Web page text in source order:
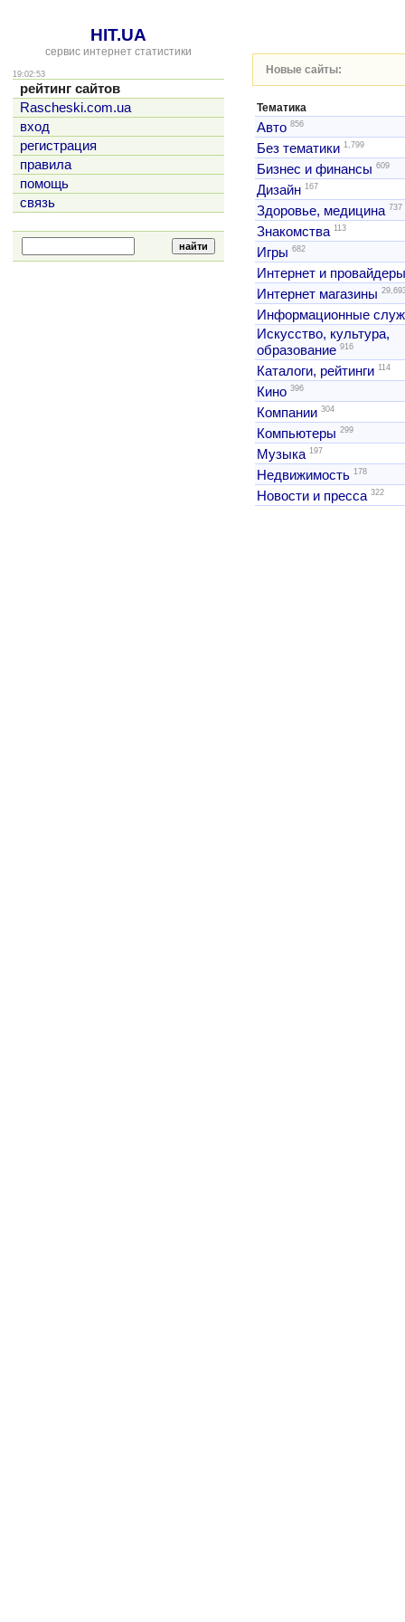
HIT.UA
сервис интернет статистики
19:02:53
рейтинг сайтов
Rascheski.com.ua
вход
регистрация
правила
помощь
связь
Новые сайты:
Тематика
Авто 856
Без тематики 1,799
Бизнес и финансы 609
Дизайн 167
Здоровье, медицина 737
Знакомства 113
Игры 682
Интернет и провайдеры
Интернет магазины
Информационные
Искусство, культура,
образование 916
Каталоги, рейтинги 114
Кино 396
Компании 304
Компьютеры 299
Музыка 197
Недвижимость 178
Новости и пресса 322